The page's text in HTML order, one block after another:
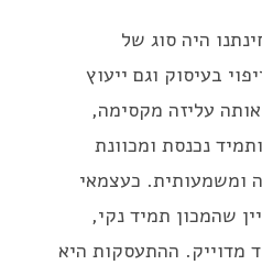
היה סוג של
בעיסוק וגם ייעוץ
עליזה מקסימה,
נכנסת ומכוונת
ומשמעותית. כעצמאי
שהמכון תמיד נקי,
מדוייק. ההתעסקות היא